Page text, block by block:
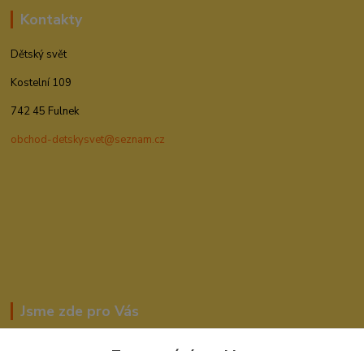
Kontakty
Dětský svět
Kostelní 109
742 45 Fulnek
obchod-detskysvet@seznam.cz
Jsme zde pro Vás